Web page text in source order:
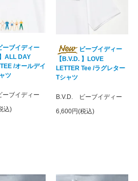
ーブイディー
ALL DAY
/オールデイ
ツ
ブイディー
込)
ビーブイディー
【B.V.D. 】LOVE
LETTER Tee /ラグレター
Tシャツ
B.V.D. ビーブイディー
6,600円(税込)